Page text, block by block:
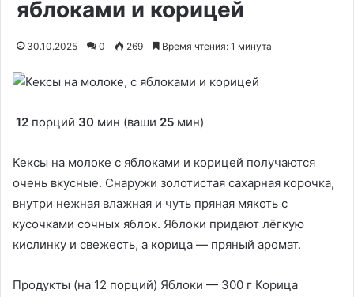
яблоками и корицей
30.10.2025 0 269 Время чтения: 1 минута
12 порций 30 мин (ваши 25 мин)
Кексы на молоке с яблоками и корицей получаются
очень вкусные. Снаружи золотистая сахарная корочка,
внутри нежная влажная и чуть пряная мякоть с
кусочками сочных яблок. Яблоки придают лёгкую
кислинку и свежесть, а корица — пряный аромат.
Продукты (на 12 порций) Яблоки — 300 г Корица